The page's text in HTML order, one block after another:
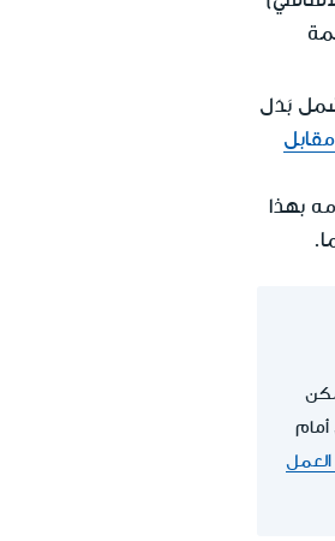
بَدَل
بهذا
العمل